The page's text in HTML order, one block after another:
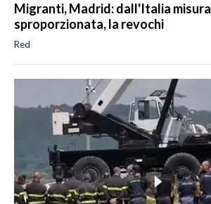
Migranti, Madrid: dall'Italia misura
sproporzionata, la revochi
Red